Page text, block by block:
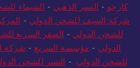
كارجو - النسر الذهبي - الشيماء
شركة السيف للشحن الدولي -
للشحن الدولي - الصقر السريع
الدولي - مؤسسة السريع - شركة
للشحن الدولي - النسر للشحن